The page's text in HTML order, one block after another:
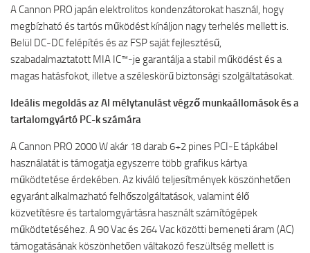
A Cannon PRO japán elektrolitos kondenzátorokat használ, hogy
megbízható és tartós működést kínáljon nagy terhelés mellett is.
Belül DC-DC felépítés és az FSP saját fejlesztésű,
szabadalmaztatott MIA IC™-je garantálja a stabil működést és a
magas hatásfokot, illetve a széleskörű biztonsági szolgáltatásokat.
Ideális megoldás az AI mélytanulást végző munkaállomások és a
tartalomgyártó PC-k számára
A Cannon PRO 2000 W akár 18 darab 6+2 pines PCI-E tápkábel
használatát is támogatja egyszerre több grafikus kártya
működtetése érdekében. Az kiváló teljesítmények köszönhetően
egyaránt alkalmazható felhőszolgáltatások, valamint élő
közvetítésre és tartalomgyártásra használt számítógépek
működtetéséhez. A 90 Vac és 264 Vac közötti bemeneti áram (AC)
támogatásának köszönhetően váltakozó feszültség mellett is